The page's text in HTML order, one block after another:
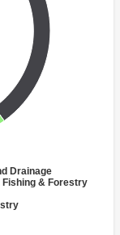
Drainage
& Forestry